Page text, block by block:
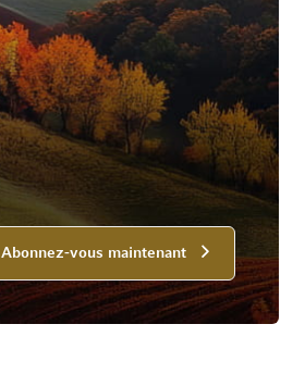
Abonnez-vous maintenant